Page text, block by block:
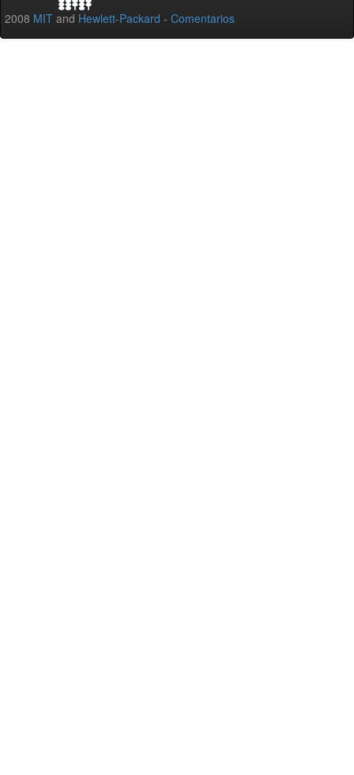
2008 MIT and Hewlett-Packard - Comentarios